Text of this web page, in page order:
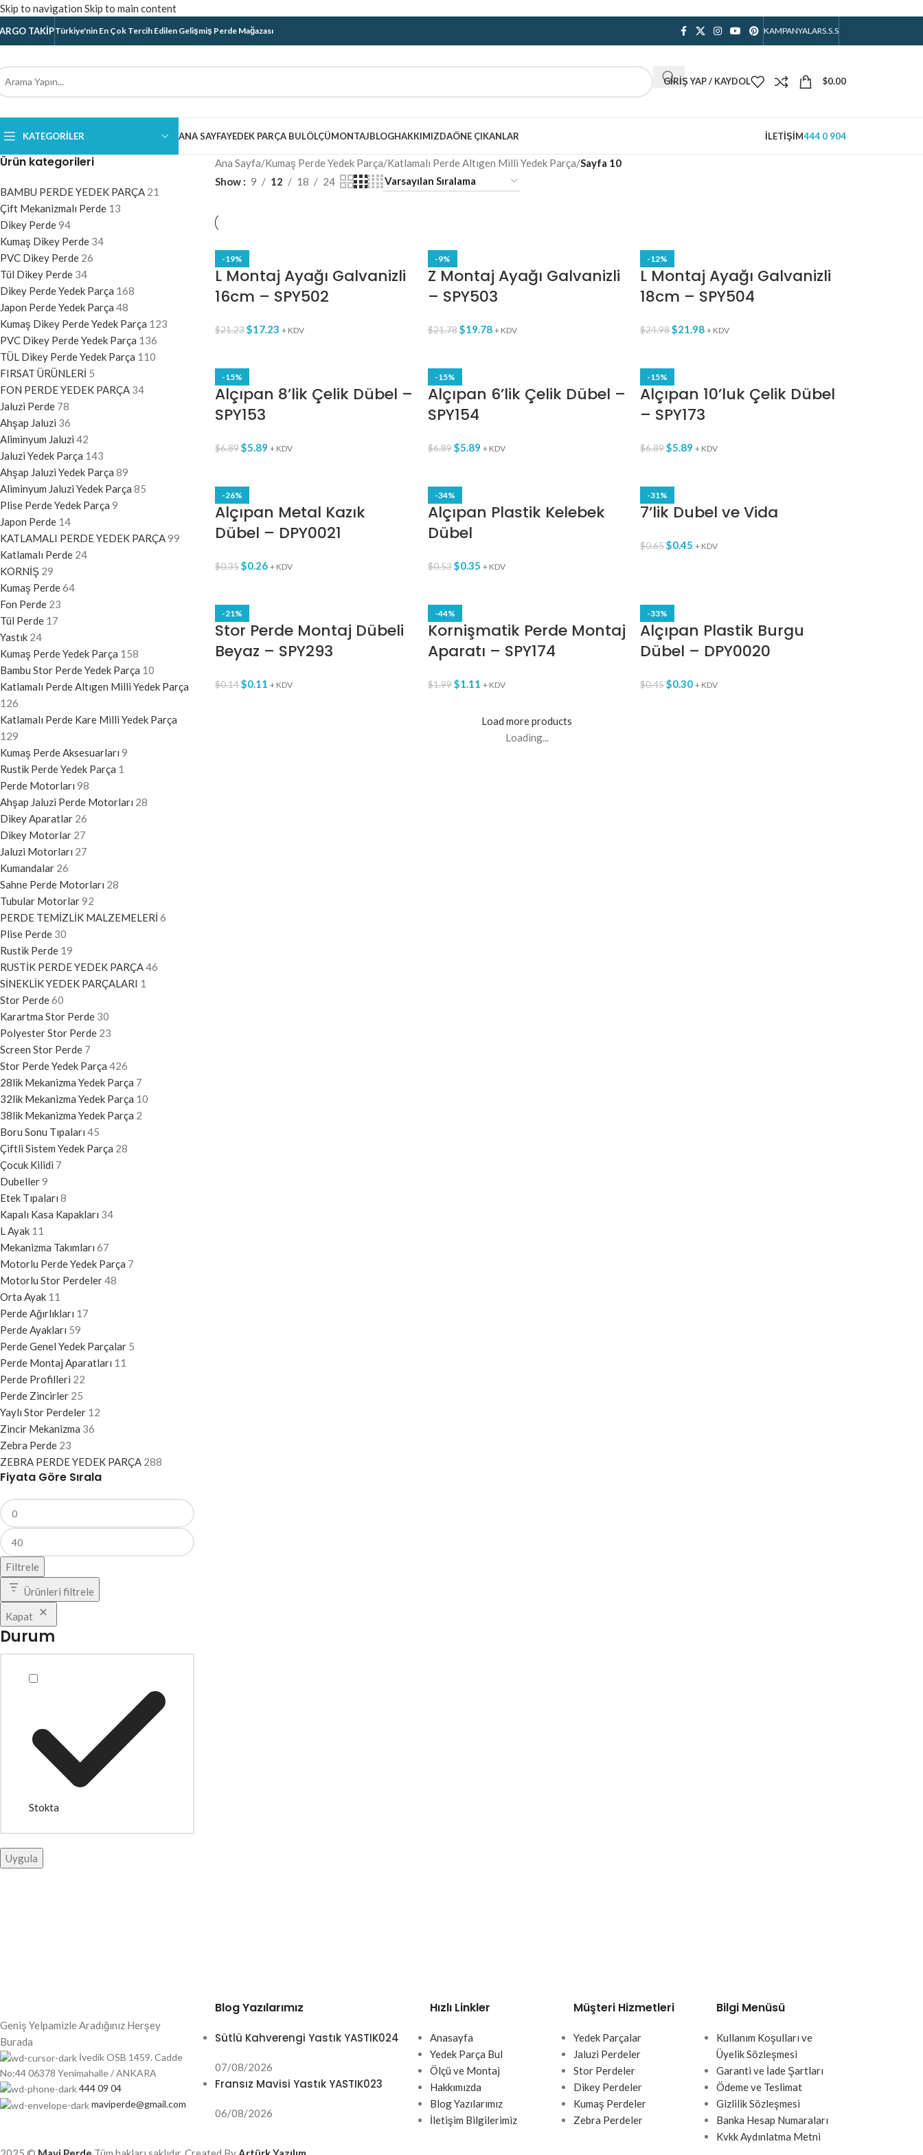
Skip to navigation Skip to main content
TAKIPTürkiye'nin En Çok Tercih Edilen Gelişmiş Perde Mağazası KAMPANYALARS.S.S
GIRIŞ YAP / KAYDOL $0.00
KATEGORILER ANA SAYFAYEDEK PARÇA BULÖLÇÜMONTAJBLOGHAKKIMIZDAÖNE ÇIKANLAR İLETIŞIM444 0 904
Ürün kategorileri
BAMBU PERDE YEDEK PARÇA 21
Çift Mekanizmalı Perde 13
Dikey Perde94
Kumaş Dikey Perde 34
PVC Dikey Perde 26
Tül Dikey Perde 34
Dikey Perde Yedek Parça 168
Japon Perde Yedek Parça 48
Kumaş Dikey Perde Yedek Parça 123
PVC Dikey Perde Yedek Parça 136
TÜL Dikey Perde Yedek Parça 110
FIRSAT ÜRÜNLERİ 5
FON PERDE YEDEK PARÇA 34
Jaluzi Perde 78
Ahşap Jaluzi 36
Aliminyum Jaluzi 42
Jaluzi Yedek Parça 143
Ahşap Jaluzi Yedek Parça 89
Aliminyum Jaluzi Yedek Parça 85
Plise Perde Yedek Parça 9
Japon Perde 14
KATLAMALI PERDE YEDEK PARÇA99
Katlamalı Perde 24
KORNİŞ 29
Kumaş Perde64
Fon Perde 23
Tül Perde 17
Yastık 24
Kumaş Perde Yedek Parça 158
Bambu Stor Perde Yedek Parça 10
Katlamalı Perde Altıgen Milli Yedek Parça
126
Katlamalı Perde Kare Milli Yedek Parça
129
Kumaş Perde Aksesuarları 9
Rustik Perde Yedek Parça 1
Perde Motorları 98
Ahşap Jaluzi Perde Motorları 28
Dikey Aparatlar 26
Dikey Motorlar 27
Jaluzi Motorları 27
Kumandalar 26
Sahne Perde Motorları 28
Tubular Motorlar92
PERDE TEMİZLİK MALZEMELERİ 6
Plise Perde 30
Rustik Perde 19
RUSTİK PERDE YEDEK PARÇA46
SİNEKLİK YEDEK PARÇALARI 1
Stor Perde60
Karartma Stor Perde 30
Polyester Stor Perde 23
Screen Stor Perde 7
Stor Perde Yedek Parça 426
28lik Mekanizma Yedek Parça 7
32lik Mekanizma Yedek Parça 10
38lik Mekanizma Yedek Parça 2
Boru Sonu Tıpaları 45
Çiftli Sistem Yedek Parça 28
Çocuk Kilidi 7
Dubeller9
Etek Tıpaları 8
Kapalı Kasa Kapakları 34
L Ayak 11
Mekanizma Takımları 67
Motorlu Perde Yedek Parça 7
Motorlu Stor Perdeler48
Orta Ayak 11
Perde Ağırlıkları 17
Perde Ayakları 59
Perde Genel Yedek Parçalar 5
Perde Montaj Aparatları 11
Perde Profilleri 22
Perde Zincirler 25
Yaylı Stor Perdeler 12
Zincir Mekanizma 36
Zebra Perde 23
ZEBRA PERDE YEDEK PARÇA 288
Fiyata Göre Sırala
Filtrele
Ürünleri filtrele
Kapat
Durum
Stokta
Uygula
Ana Sayfa/Kumaş Perde Yedek Parça/Katlamalı Perde Altıgen Milli Yedek Parça/Sayfa 10
Show
9 12 18 24
-19%
L Montaj Ayağı Galvanizli
16cm – SPY502
$21.23$17.23 + KDV
-9%
Z Montaj Ayağı Galvanizli
– SPY503
$21.78 $19.78 + KDV
-12%
L Montaj Ayağı Galvanizli
18cm – SPY504
$24.98 $21.98 + KDV
-15%
Alçıpan 8’lik Çelik Dübel –
SPY153
$6.89$5.89 + KDV
-15%
Alçıpan 6’lik Çelik Dübel –
SPY154
$6.89 $5.89 + KDV
-15%
Alçıpan 10’luk Çelik Dübel
– SPY173
$6.89 $5.89 + KDV
-26%
Alçıpan Metal Kazık
Dübel – DPY0021
$0.35$0.26 + KDV
-34%
Alçıpan Plastik Kelebek
Dübel
$0.53 $0.35 + KDV
-31%
7’lik Dubel ve Vida
$0.65 $0.45 + KDV
-21%
Stor Perde Montaj Dübeli
Beyaz – SPY293
$0.14$0.11 + KDV
-44%
Kornişmatik Perde Montaj
Aparatı – SPY174
$1.99 $1.11 + KDV
-33%
Alçıpan Plastik Burgu
Dübel – DPY0020
$0.45 $0.30 + KDV
Load more products
Loading...
Geniş Yelpamizle Aradığınız Herşey
Burada
İvedik OSB 1459. Cadde
No:44 06378 Yenimahalle / ANKARA
444 09 04
maviperde@gmail.com
Blog Yazılarımız
Sütlü Kahverengi Yastık YASTIK024
07/08/2026
Fransız Mavisi Yastık YASTIK023
06/08/2026
Hızlı Linkler
Anasayfa
Yedek Parça Bul
Ölçü ve Montaj
Hakkımızda
Blog Yazılarımız
İletişim Bilgilerimiz
Müşteri Hizmetleri
Yedek Parçalar
Jaluzi Perdeler
Stor Perdeler
Dikey Perdeler
Kumaş Perdeler
Zebra Perdeler
Bilgi Menüsü
Kullanım Koşulları ve
Üyelik Sözleşmesi
Garanti ve İade Şartları
Ödeme ve Teslimat
Gizlilik Sözleşmesi
Banka Hesap Numaraları
Kvkk Aydınlatma Metni